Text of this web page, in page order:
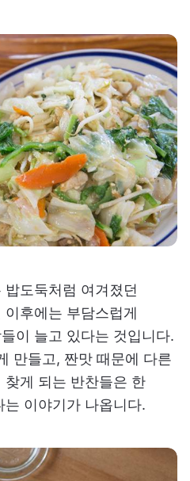
도둑처럼 여겨졌던
후에는 부담스럽게
이 늘고 있다는 것입니다.
만들고, 짠맛 때문에 다른
게 되는 반찬들은 한
이야기가 나옵니다.